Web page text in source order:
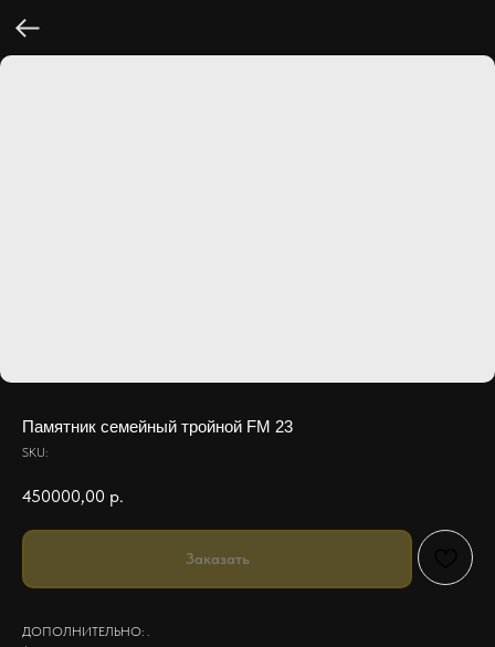
Памятник семейный тройной FM 23
SKU:
450000,00 р.
Заказать
ДОПОЛНИТЕЛЬНО: .